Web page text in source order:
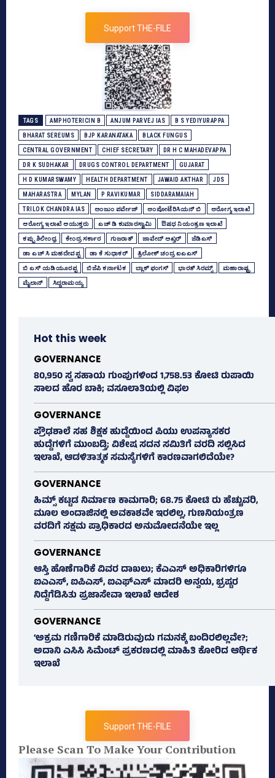
Support THE-FILE
TAGS AMPHOTERICIN B ANJUM PARVEJ IAS B S YEDIYURAPPA
BHARAT SEREUMS BJP KARANATAKA BLACK FUNGUS
CENTRAL GOVERNMENT CHIEF SECRETARY DR H C MAHADEVAPPA
DR K SUDHAKAR DRUGS CONTROL DEPARTMENT GUJARAT
H D KUMARSWAMY HEALTH DEPARTMENT JAWAID AKTHAR JDS
MAHARASTRA MYLAN P RAVIKUMAR SIDDARAMAIAH
TRILOK CHANDRA IAS ಅಂಜುಂ ಪರ್ವೇಜ್‌ ಆಂಪೋಟೆರಿಸಿಯನ್‌ ಬಿ ಆರೋಗ್ಯ ಇಲಾಖೆ
ಆರೋಗ್ಯ ಇಲಾಖೆ ಆಯುಕ್ತರು ಎಚ್‌ ಡಿ ಕುಮಾರಸ್ವಾಮಿ ಔಷಧ ನಿಯಂತ್ರಣ ಇಲಾಖೆ
ಕಪ್ಪು ಶಿಲೀಂಧ್ರ ಕೇಂದ್ರ ಸರ್ಕಾರ ಗುಜರಾತ್‌ ಜಾವೇದ್‌ ಅಖ್ತರ್‌ ಜೆಡಿಎಸ್‌
ಡಾ ಎಚ್‌ ಸಿ ಮಹದೇವಪ್ಪ ಡಾ ಕೆ ಸುಧಾಕರ್‌ ತ್ರಿಲೋಕ್‌ ಚಂದ್ರ ಐಎಎಸ್‌
ಬಿ ಎಸ್‌ ಯಡಿಯೂರಪ್ಪ ಬಿಜೆಪಿ ಕರ್ನಾಟಕ ಬ್ಲಾಕ್‌ ಫಂಗಸ್‌ ಭಾರತ್ ಸಿರಮ್ಸ್‌ ಮಹಾರಾಷ್ಟ್ರ
ಮೈಲಾನ್‌ ಸಿದ್ದರಾಮಯ್ಯ
Hot this week
GOVERNANCE
80,950 ಸ್ವ ಸಹಾಯ ಗುಂಪುಗಳಿಂದ 1,758.53 ಕೋಟಿ ರುಪಾಯಿ
ಸಾಲದ ಹೊರ ಬಾಕಿ; ವಸೂಲಾತಿಯಲ್ಲಿ ವಿಫಲ
GOVERNANCE
ಪ್ರೌಢಶಾಲೆ ಸಹ ಶಿಕ್ಷಕ ಹುದ್ದೆಯಿಂದ ಪಿಯು ಉಪನ್ಯಾಸಕರ
ಹುದ್ದೆಗಳಿಗೆ ಮುಂಬಡ್ತಿ; ವಿಶೇಷ ಸದನ ಸಮಿತಿಗೆ ವರದಿ ಸಲ್ಲಿಸಿದ
ಇಲಾಖೆ, ಆಡಳಿತಾತ್ಮಕ ಸಮಸ್ಯೆಗಳಿಗೆ ಕಾರಣವಾಗಲಿದೆಯೇ?
GOVERNANCE
ಹಿಮ್ಸ್‌ ಕಟ್ಟಡ ನಿರ್ಮಾಣ ಕಾಮಗಾರಿ; 68.75 ಕೋಟಿ ರು ಹೆಚ್ಚುವರಿ,
ಮೂಲ ಅಂದಾಜಿನಲ್ಲಿ ಅವಕಾಶವೇ ಇರಲಿಲ್ಲ, ಗುಣನಿಯಂತ್ರಣ
ವರದಿಗೆ ಸಕ್ಷಮ ಪ್ರಾಧಿಕಾರದ ಅನುಮೋದನೆಯೇ ಇಲ್ಲ
GOVERNANCE
ಆಸ್ತಿ ಹೊಣೆಗಾರಿಕೆ ವಿವರ ದಾಖಲು; ಕೆಎಎಸ್ ಅಧಿಕಾರಿಗಳಿಗೂ
ಐಎಎಸ್‌, ಐಪಿಎಸ್‌, ಐಎಫ್‌ಎಸ್‌ ಮಾದರಿ ಅನ್ವಯ, ಭ್ರಷ್ಟರ
ನಿದ್ದೆಗೆಡಿಸಿತು ಪ್ರಜಾಸೇವಾ ಇಲಾಖೆ ಆದೇಶ
GOVERNANCE
‘ಅಕ್ರಮ ಗಣಿಗಾರಿಕೆ ಮಾಡಿರುವುದು ಗಮನಕ್ಕೆ ಬಂದಿರಲಿಲ್ಲವೇ?;
ಅದಾನಿ ಎಸಿಸಿ ಸಿಮೆಂಟ್ ಪ್ರಕರಣದಲ್ಲಿ ಮಾಹಿತಿ ಕೋರಿದ ಆರ್ಥಿಕ
ಇಲಾಖೆ
Support THE-FILE
Please Scan To Make Your Contribution